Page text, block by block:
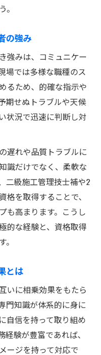
の強み
強みは、コミュニケー
場では多様な職種のス
るため、的確な指示や
期せぬトラブルや天候
状況で迅速に判断し対
遅れや品質トラブルに
識だけでなく、柔軟な
二級施工管理技士補や2
を取得することで、
も高まります。こうし
的な経験と、資格取得
とは
いに相乗効果をもたら
門知識が体系的に身に
自信を持って取り組め
験が豊富であれば、
ージを持って対応で